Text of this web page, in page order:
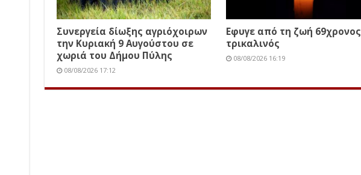
Συνεργεία δίωξης αγριόχοιρων
την Κυριακή 9 Αυγούστου σε
χωριά του Δήμου Πύλης
08/08/2026 17:12
Εφυγε από τη ζωή 69χρονος
τρικαλινός
08/08/2026 16:19